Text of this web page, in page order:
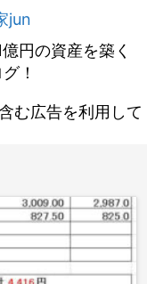
jun
円の資産を築く
！
む広告を利用して